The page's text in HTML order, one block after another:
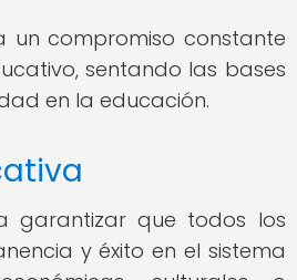
un compromiso constante
sentando las bases
en la educación.
garantizar que todos los
y éxito en el sistema